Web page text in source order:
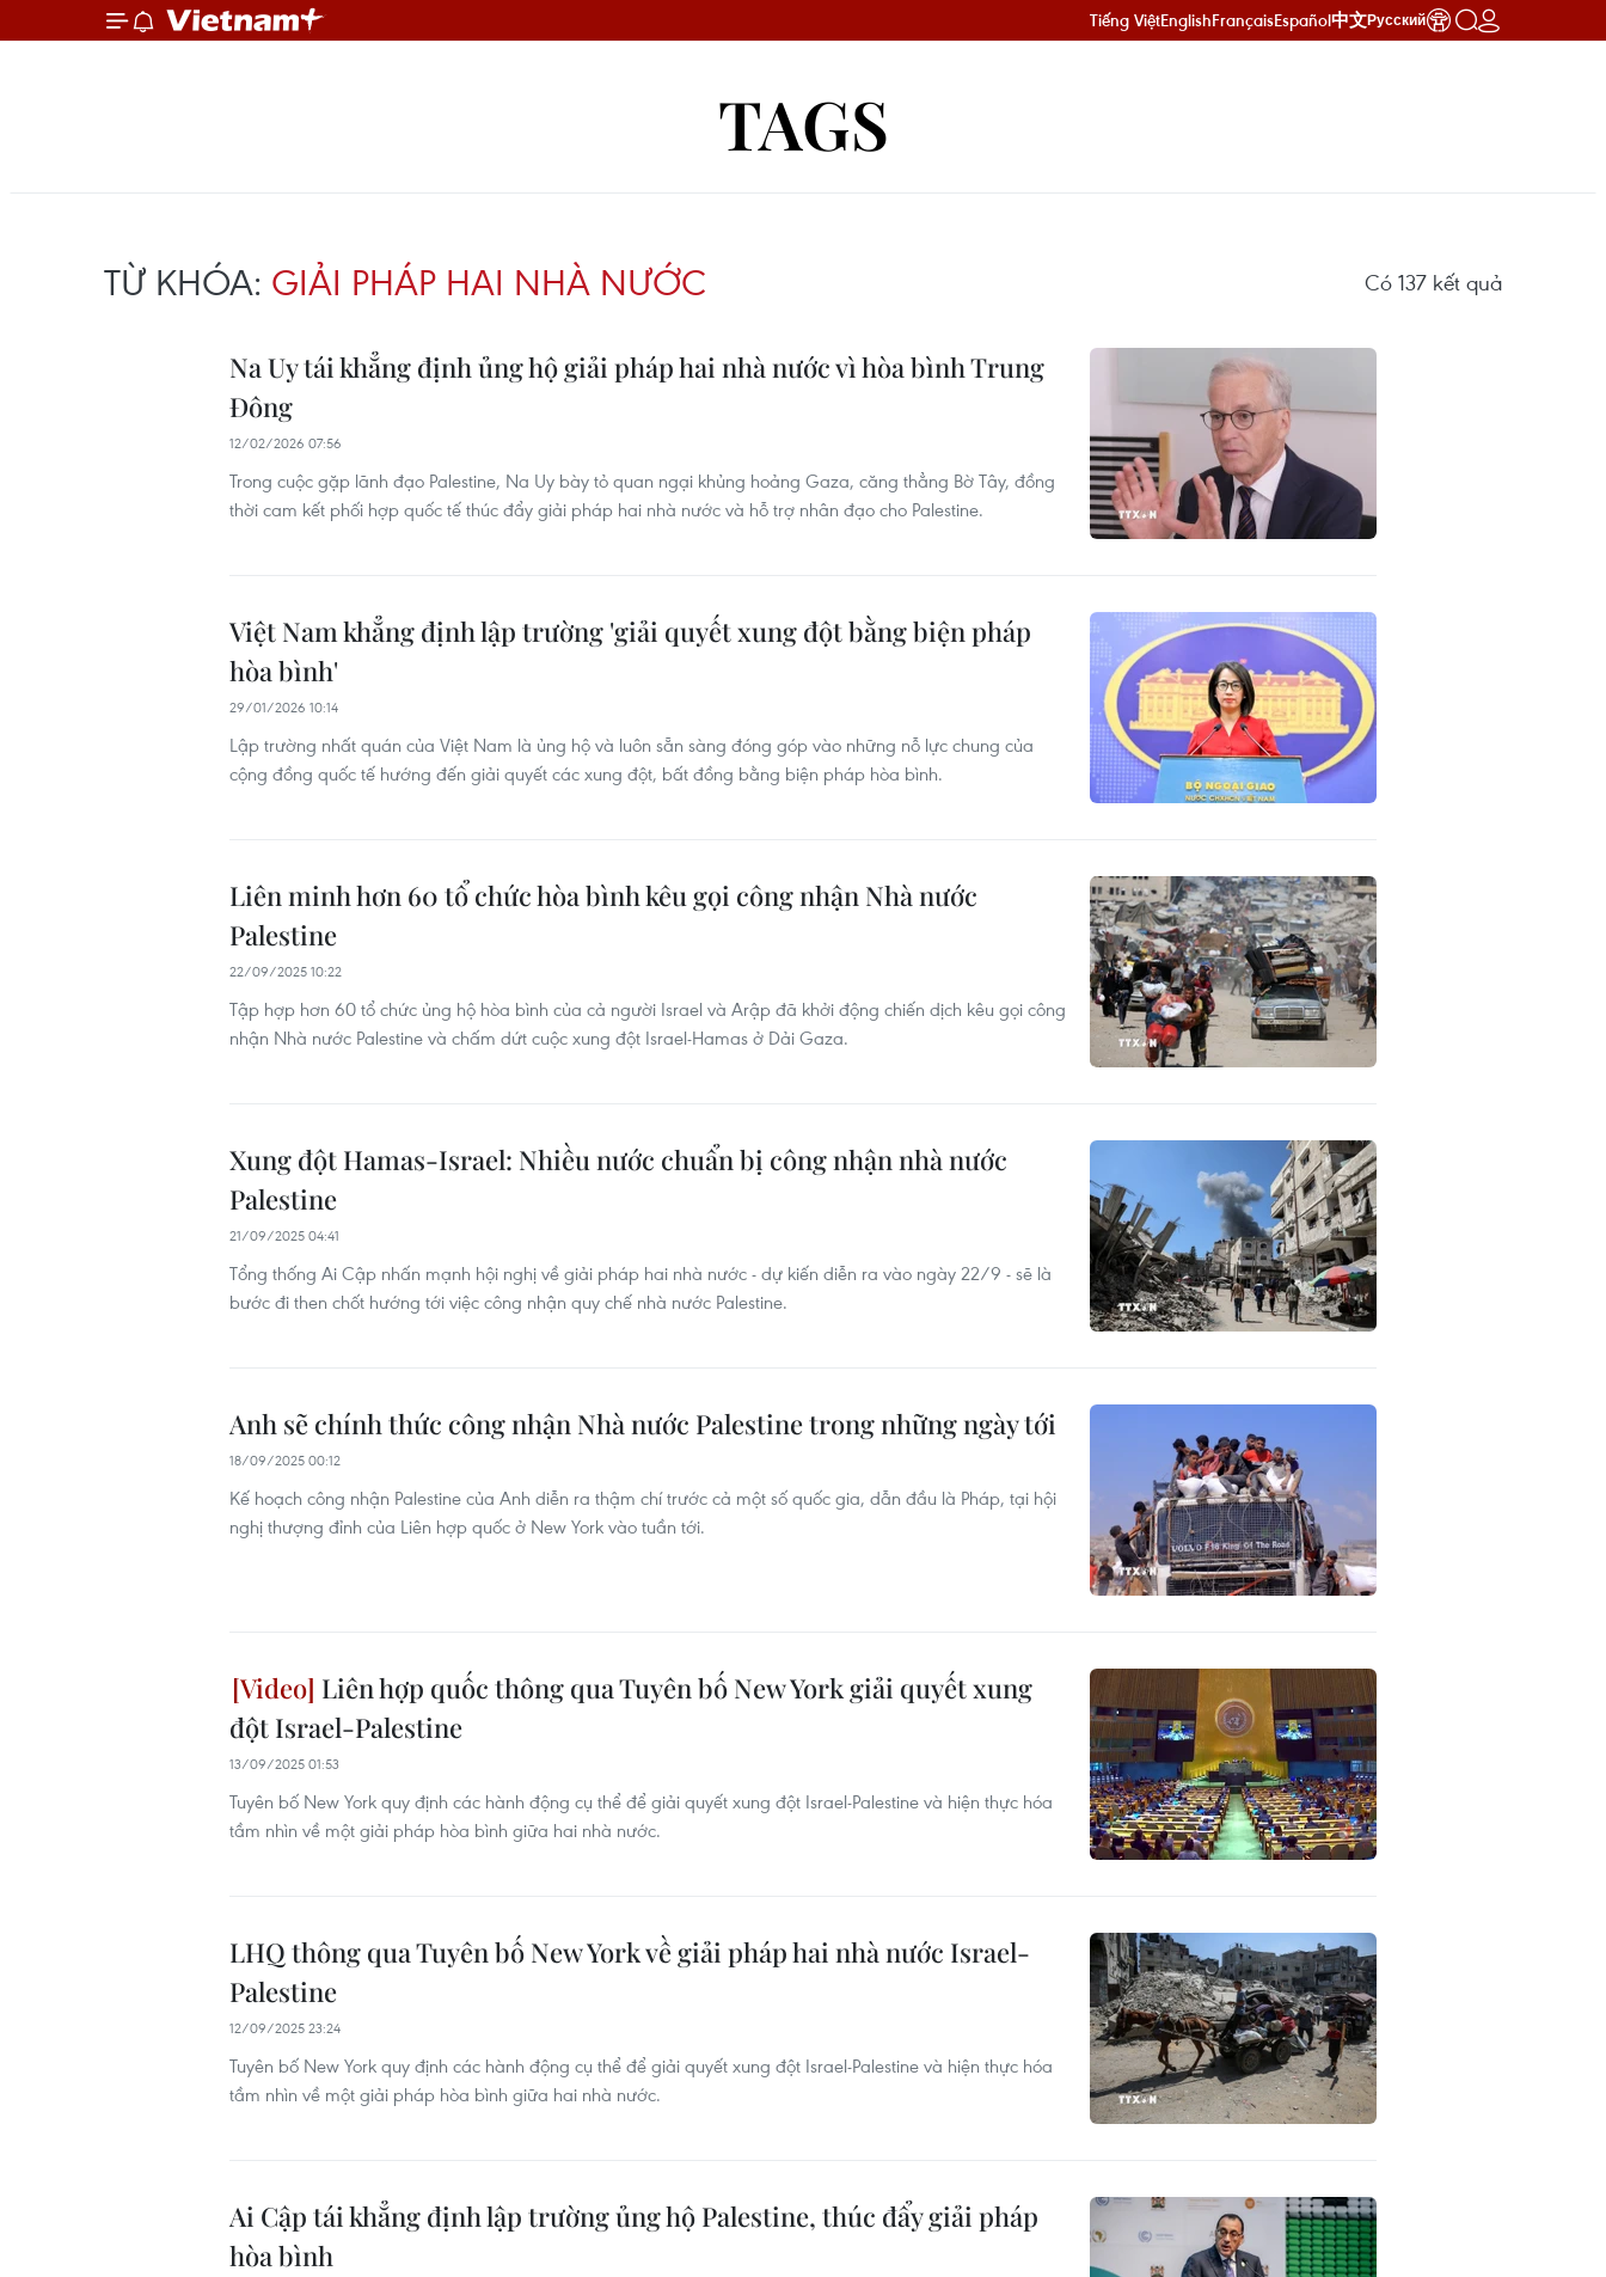
Tiếng ViệtEnglishFrançaisEspañol中文Русский
TAGS
TỪ KHÓA: GIẢI PHÁP HAI NHÀ NƯỚC Có 137 kết quả
Na Uy tái khẳng định ủng hộ giải pháp hai nhà nước vì hòa bình Trung
Đông
12/02/2026 07:56
Trong cuộc gặp lãnh đạo Palestine, Na Uy bày tỏ quan ngại khủng hoảng Gaza, căng thẳng Bờ Tây, đồng
thời cam kết phối hợp quốc tế thúc đẩy giải pháp hai nhà nước và hỗ trợ nhân đạo cho Palestine.
Việt Nam khẳng định lập trường 'giải quyết xung đột bằng biện pháp
hòa bình'
29/01/2026 10:14
Lập trường nhất quán của Việt Nam là ủng hộ và luôn sẵn sàng đóng góp vào những nỗ lực chung của
cộng đồng quốc tế hướng đến giải quyết các xung đột, bất đồng bằng biện pháp hòa bình.
Liên minh hơn 60 tổ chức hòa bình kêu gọi công nhận Nhà nước
Palestine
22/09/2025 10:22
Tập hợp hơn 60 tổ chức ủng hộ hòa bình của cả người Israel và Arập đã khởi động chiến dịch kêu gọi công
nhận Nhà nước Palestine và chấm dứt cuộc xung đột Israel-Hamas ở Dải Gaza.
Xung đột Hamas-Israel: Nhiều nước chuẩn bị công nhận nhà nước
Palestine
21/09/2025 04:41
Tổng thống Ai Cập nhấn mạnh hội nghị về giải pháp hai nhà nước - dự kiến diễn ra vào ngày 22/9 - sẽ là
bước đi then chốt hướng tới việc công nhận quy chế nhà nước Palestine.
Anh sẽ chính thức công nhận Nhà nước Palestine trong những ngày tới
18/09/2025 00:12
Kế hoạch công nhận Palestine của Anh diễn ra thậm chí trước cả một số quốc gia, dẫn đầu là Pháp, tại hội
nghị thượng đỉnh của Liên hợp quốc ở New York vào tuần tới.
Liên hợp quốc thông qua Tuyên bố New York giải quyết xung
đột Israel-Palestine
13/09/2025 01:53
Tuyên bố New York quy định các hành động cụ thể để giải quyết xung đột Israel-Palestine và hiện thực hóa
tầm nhìn về một giải pháp hòa bình giữa hai nhà nước.
LHQ thông qua Tuyên bố New York về giải pháp hai nhà nước Israel-
Palestine
12/09/2025 23:24
Tuyên bố New York quy định các hành động cụ thể để giải quyết xung đột Israel-Palestine và hiện thực hóa
tầm nhìn về một giải pháp hòa bình giữa hai nhà nước.
Ai Cập tái khẳng định lập trường ủng hộ Palestine, thúc đẩy giải pháp
hòa bình